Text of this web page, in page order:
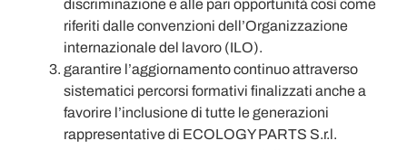
discriminazione e alle pari opportunità così come
riferiti dalle convenzioni dell’Organizzazione
internazionale del lavoro (ILO).
garantire l’aggiornamento continuo attraverso
sistematici percorsi formativi finalizzati anche a
favorire l’inclusione di tutte le generazioni
rappresentative di ECOLOGY PARTS S.r.l.